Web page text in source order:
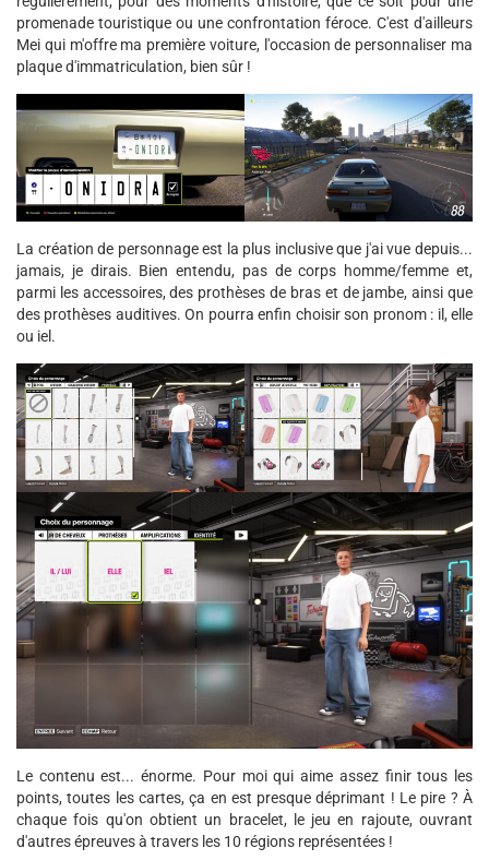
promenade touristique ou une confrontation féroce. C'est d'ailleurs
Mei qui m'offre ma première voiture, l'occasion de personnaliser ma
plaque d'immatriculation, bien sûr !
La création de personnage est la plus inclusive que j'ai vue depuis...
jamais, je dirais. Bien entendu, pas de corps homme/femme et,
parmi les accessoires, des prothèses de bras et de jambe, ainsi que
des prothèses auditives. On pourra enfin choisir son pronom : il, elle
ou iel.
Le contenu est... énorme. Pour moi qui aime assez finir tous les
points, toutes les cartes, ça en est presque déprimant ! Le pire ? À
chaque fois qu'on obtient un bracelet, le jeu en rajoute, ouvrant
d'autres épreuves à travers les 10 régions représentées !